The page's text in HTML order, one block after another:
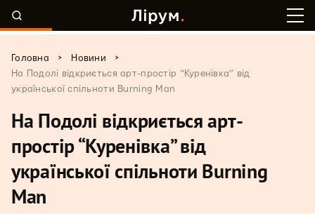
Головна > Новини
>
На Подолі відкриється арт-простір “Куренівка” від
української спільноти Burning Man
На Подолі відкриється арт-
простір “Куренівка” від
української спільноти Burning
Man